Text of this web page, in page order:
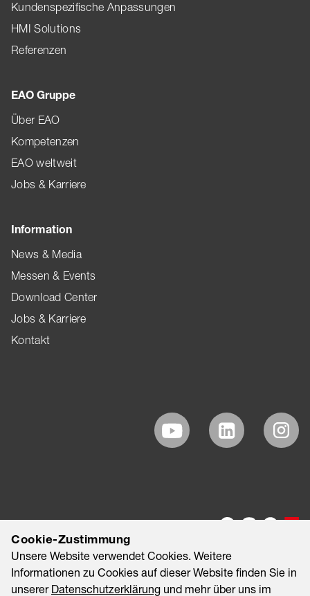
Kundenspezifische Anpassungen
HMI Solutions
Referenzen
EAO Gruppe
Über EAO
Kompetenzen
EAO weltweit
Jobs & Karriere
Information
News & Media
Messen & Events
Download Center
Jobs & Karriere
Kontakt
Cookie-Zustimmung
Unsere Website verwendet Cookies. Weitere
Informationen zu Cookies auf dieser Website finden Sie in
unserer Datenschutzerklärung und mehr über uns im